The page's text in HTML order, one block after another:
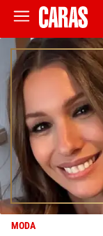
MODA